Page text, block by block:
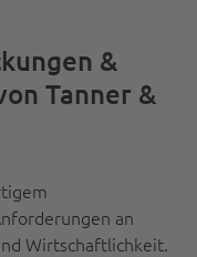
&
Tanner &
an
Wirtschaftlichkeit.